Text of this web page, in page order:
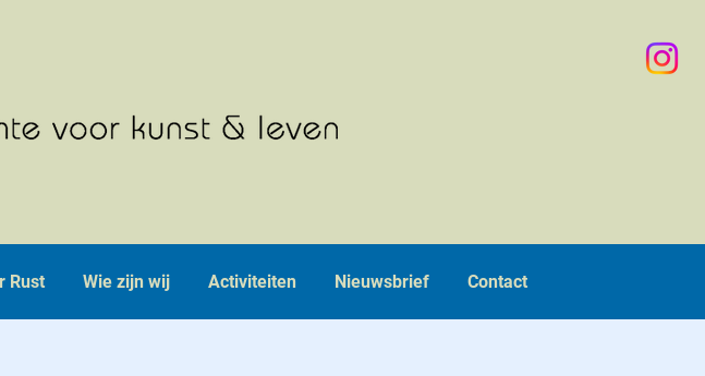
Rust Wie zijn wij Activiteiten Nieuwsbrief Contact